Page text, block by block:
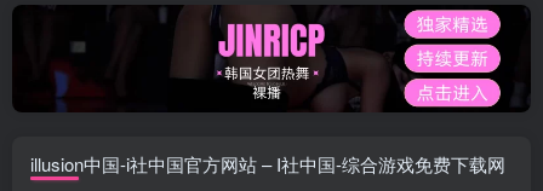
illusion中国-i社中国官方网站 – I社中国-综合游戏免费下载网